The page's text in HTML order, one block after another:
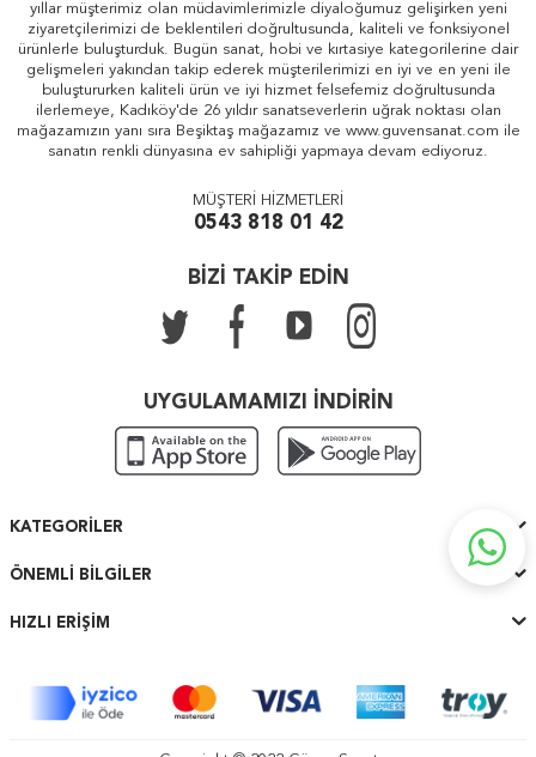
yıllar müşterimiz olan müdavimlerimizle diyaloğumuz gelişirken yeni
ziyaretçilerimizi de beklentileri doğrultusunda, kaliteli ve fonksiyonel
ürünlerle buluşturduk. Bugün sanat, hobi ve kırtasiye kategorilerine dair
gelişmeleri yakından takip ederek müşterilerimizi en iyi ve en yeni ile
buluştururken kaliteli ürün ve iyi hizmet felsefemiz doğrultusunda
ilerlemeye, Kadıköy'de 26 yıldır sanatseverlerin uğrak noktası olan
mağazamızın yanı sıra Beşiktaş mağazamız ve www.guvensanat.com ile
sanatın renkli dünyasına ev sahipliği yapmaya devam ediyoruz.
MÜŞTERİ HİZMETLERİ
0543 818 01 42
BİZİ TAKİP EDİN
UYGULAMAMIZI İNDİRİN
KATEGORILER
ÖNEMLI BILGILER
HIZLI ERIŞIM